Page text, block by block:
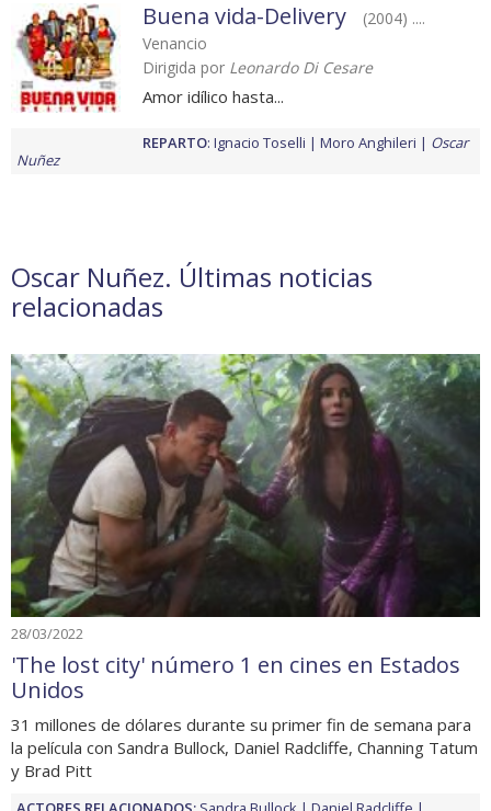
Buena vida-Delivery
(2004) ....
Venancio
Dirigida por Leonardo Di Cesare
Amor idílico hasta...
REPARTO: Ignacio Toselli Moro Anghileri
Oscar
Nuñez
Oscar Nuñez. Últimas noticias
relacionadas
28/03/2022
'The lost city' número 1 en cines en Estados
Unidos
31 millones de dólares durante su primer fin de semana para
la película con Sandra Bullock, Daniel Radcliffe, Channing Tatum
y Brad Pitt